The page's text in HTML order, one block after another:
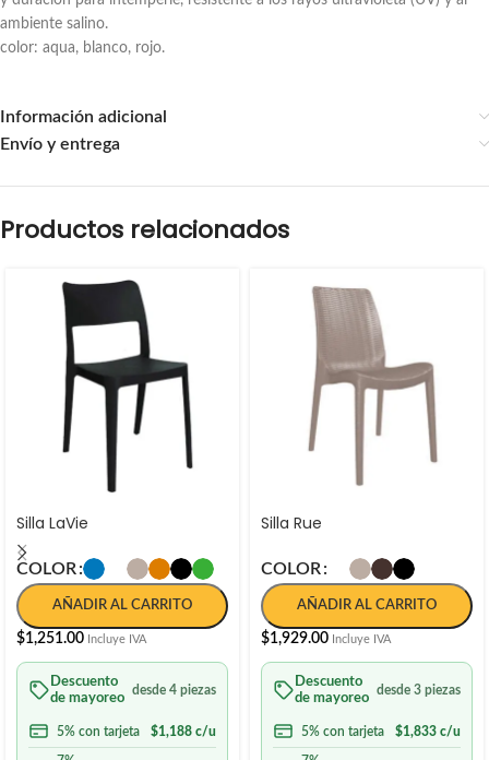
ambiente salino.
color: aqua, blanco, rojo.
Información adicional
Envío y entrega
Productos relacionados
Silla LaVie
COLOR
AÑADIR AL CARRITO
$1,251.00 Incluye IVA
Descuento
de mayoreo
desde 4 piezas
5% con tarjeta $1,188 c/u
Silla Rue
COLOR
AÑADIR AL CARRITO
$1,929.00 Incluye IVA
Descuento
de mayoreo
desde 3 piezas
5% con tarjeta $1,833 c/u